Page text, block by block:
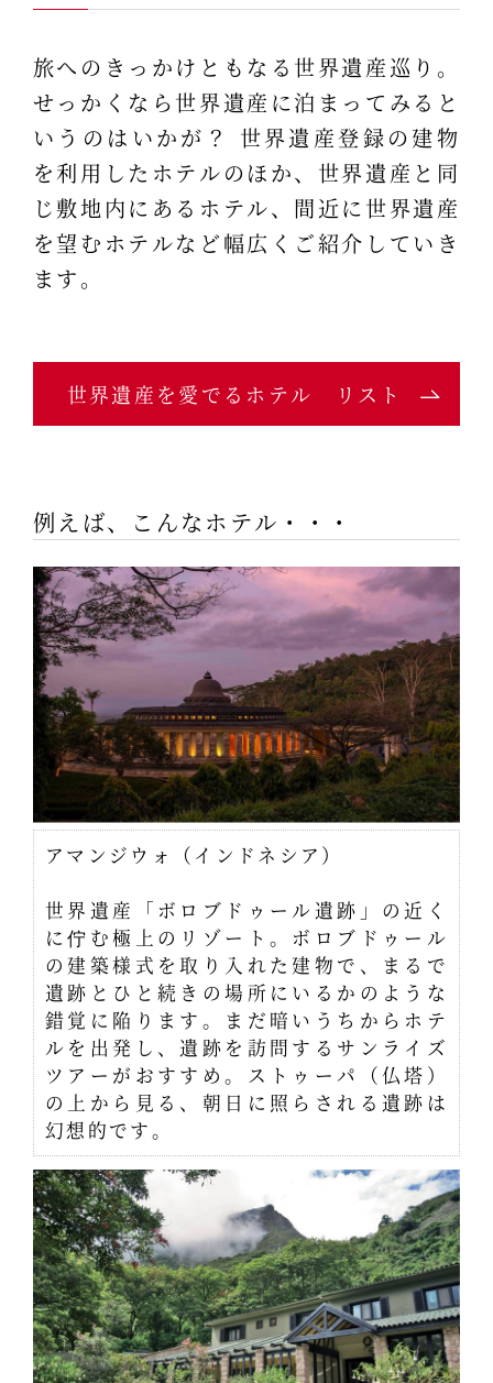
旅へのきっかけともなる世界遺産巡り。
せっかくなら世界遺産に泊まってみると
いうのはいかが？ 世界遺産登録の建物
を利用したホテルのほか、世界遺産と同
じ敷地内にあるホテル、間近に世界遺産
を望むホテルなど幅広くご紹介していき
ます。
世界遺産を愛でるホテル リスト
例えば、こんなホテル・・・
アマンジウォ（インドネシア）
世界遺産「ボロブドゥール遺跡」の近く
に佇む極上のリゾート。ボロブドゥール
の建築様式を取り入れた建物で、まるで
遺跡とひと続きの場所にいるかのような
錯覚に陥ります。まだ暗いうちからホテ
ルを出発し、遺跡を訪問するサンライズ
ツアーがおすすめ。ストゥーパ（仏塔）
の上から見る、朝日に照らされる遺跡は
幻想的です。